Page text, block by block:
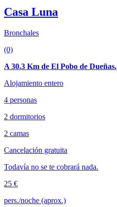
Casa Luna
Bronchales
(0)
A 30.3 Km de El Pobo de Dueñas.
Alojamiento entero
4 personas
2 dormitorios
2 camas
Cancelación gratuita
Todavía no se te cobrará nada.
25 €
pers./noche (aprox.)